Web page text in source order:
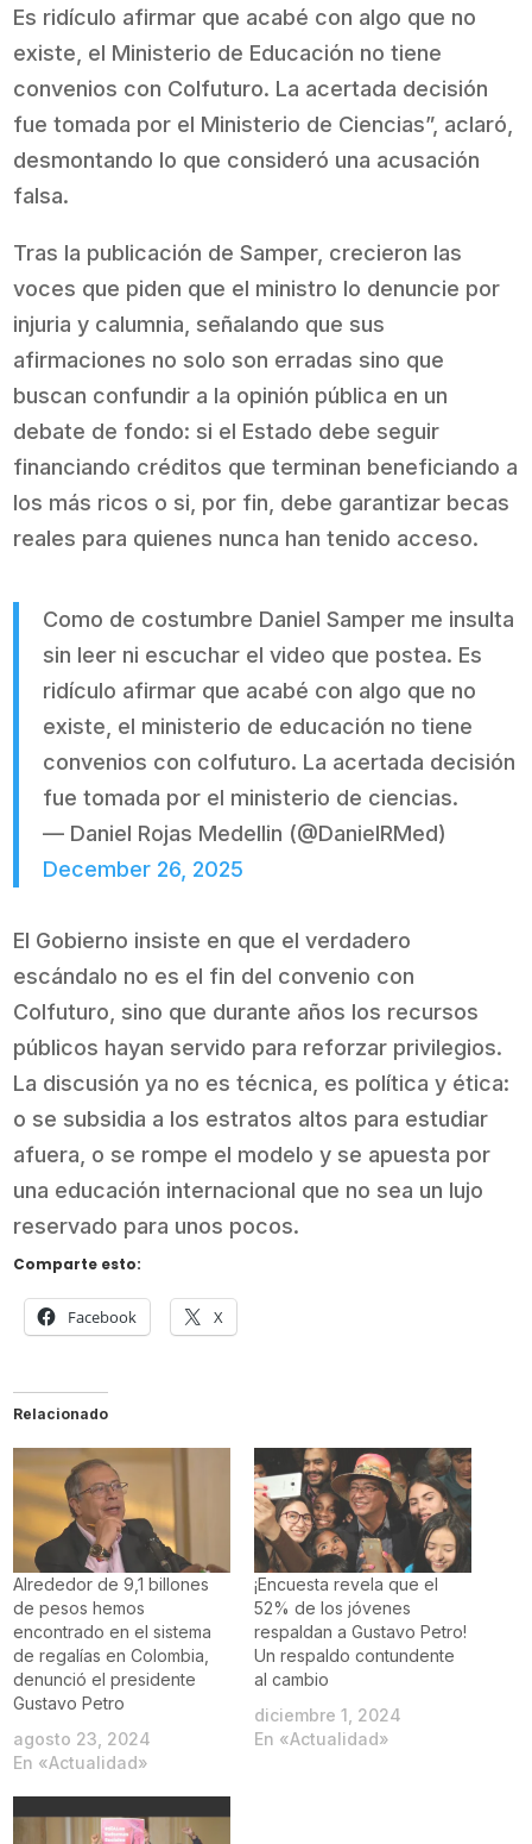
Es ridículo afirmar que acabé con algo que no
existe, el Ministerio de Educación no tiene
convenios con Colfuturo. La acertada decisión
fue tomada por el Ministerio de Ciencias”, aclaró,
desmontando lo que consideró una acusación
falsa.
Tras la publicación de Samper, crecieron las
voces que piden que el ministro lo denuncie por
injuria y calumnia, señalando que sus
afirmaciones no solo son erradas sino que
buscan confundir a la opinión pública en un
debate de fondo: si el Estado debe seguir
financiando créditos que terminan beneficiando a
los más ricos o si, por fin, debe garantizar becas
reales para quienes nunca han tenido acceso.
Como de costumbre Daniel Samper me insulta
sin leer ni escuchar el video que postea. Es
ridículo afirmar que acabé con algo que no
existe, el ministerio de educación no tiene
convenios con colfuturo. La acertada decisión
fue tomada por el ministerio de ciencias.
— Daniel Rojas Medellin (@DanielRMed)
December 26, 2025
El Gobierno insiste en que el verdadero
escándalo no es el fin del convenio con
Colfuturo, sino que durante años los recursos
públicos hayan servido para reforzar privilegios.
La discusión ya no es técnica, es política y ética:
o se subsidia a los estratos altos para estudiar
afuera, o se rompe el modelo y se apuesta por
una educación internacional que no sea un lujo
reservado para unos pocos.
Comparte esto:
Facebook X
Relacionado
Alrededor de 9,1 billones
de pesos hemos
encontrado en el sistema
de regalías en Colombia,
denunció el presidente
Gustavo Petro
agosto 23, 2024
En «Actualidad»
¡Encuesta revela que el
52% de los jóvenes
respaldan a Gustavo Petro!
Un respaldo contundente
al cambio
diciembre 1, 2024
En «Actualidad»